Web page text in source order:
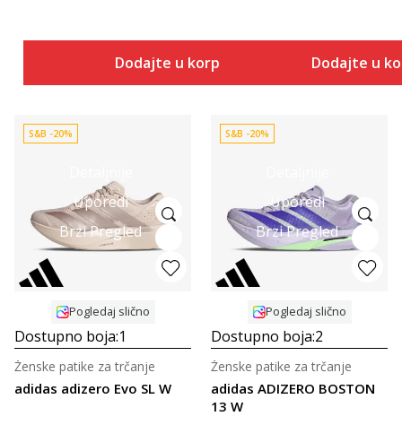
Dodajte u korpu Dodajte u
Uporedi
Brzi Pregled
S&B -20%
Pogledaj slično
Dostupno boja:1
adidas adizero Evo SL W
Ženske patike za trčanje
Uporedi
Brzi Pregled
S&B -20%
Pogledaj slično
Dostupno boja:2
adidas ADIZERO BOSTON
13 W
Ženske patike za trčanje